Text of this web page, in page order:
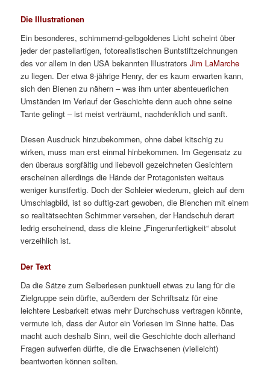
Die Illustrationen
Ein besonderes, schimmernd-gelbgoldenes Licht scheint über
jeder der pastellartigen, fotorealistischen Buntstiftzeichnungen
des vor allem in den USA bekannten IllustratorsJim LaMarche
zu liegen. Der etwa 8-jährige Henry, der es kaum erwarten kann,
sich den Bienen zu nähern – was ihm unter abenteuerlichen
Umständen im Verlauf der Geschichte denn auch ohne seine
Tante gelingt – ist meist verträumt, nachdenklich und sanft.
Diesen Ausdruck hinzubekommen, ohne dabei kitschig zu
wirken, muss man erst einmal hinbekommen. Im Gegensatz zu
den überaus sorgfältig und liebevoll gezeichneten Gesichtern
erscheinen allerdings die Hände der Protagonisten weitaus
weniger kunstfertig. Doch der Schleier wiederum, gleich auf dem
Umschlagbild, ist so duftig-zart gewoben, die Bienchen mit einem
so realitätsechten Schimmer versehen, der Handschuh derart
ledrig erscheinend, dass die kleine „Fingerunfertigkeit“ absolut
verzeihlich ist.
Der Text
Da die Sätze zum Selberlesen punktuell etwas zu lang für die
Zielgruppe sein dürfte, außerdem der Schriftsatz für eine
leichtere Lesbarkeit etwas mehr Durchschuss vertragen könnte,
vermute ich, dass der Autor ein Vorlesen im Sinne hatte. Das
macht auch deshalb Sinn, weil die Geschichte doch allerhand
Fragen aufwerfen dürfte, die die Erwachsenen (vielleicht)
beantworten können sollten.